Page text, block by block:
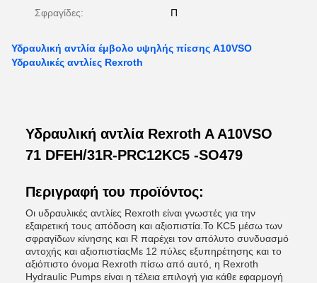
Σφραγίδες: Π
Υδραυλική αντλία έμβολο υψηλής πίεσης A10VSO
Υδραυλικές αντλίες Rexroth
Υδραυλική αντλία Rexroth A A10VSO
71 DFEH/31R-PRC12KC5 -SO479
Περιγραφή του προϊόντος:
Οι υδραυλικές αντλίες Rexroth είναι γνωστές για την
εξαιρετική τους απόδοση και αξιοπιστία.Το KC5 μέσω των
σφραγίδων κίνησης και R παρέχει τον απόλυτο συνδυασμό
αντοχής και αξιοπιστίαςΜε 12 πύλες εξυπηρέτησης και το
αξιόπιστο όνομα Rexroth πίσω από αυτό, η Rexroth
Hydraulic Pumps είναι η τέλεια επιλογή για κάθε εφαρμογή